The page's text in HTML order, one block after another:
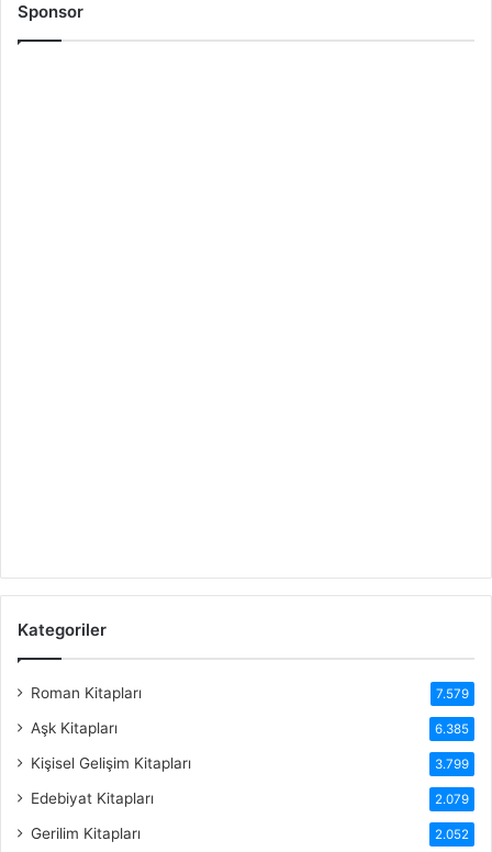
Sponsor
Kategoriler
Roman Kitapları 7.579
Aşk Kitapları 6.385
Kişisel Gelişim Kitapları 3.799
Edebiyat Kitapları 2.079
Gerilim Kitapları 2.052